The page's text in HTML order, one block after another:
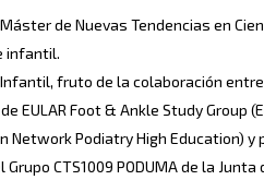
de Nuevas Tendencias en
infantil.
fruto de la colaboración entre
EULAR Foot & Ankle Study Group
Network Podiatry High Education)
CTS1009 PODUMA de la